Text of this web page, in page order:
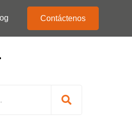
Contáctenos